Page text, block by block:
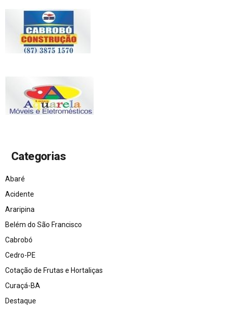
Categorias
Abaré
Acidente
Araripina
Belém do São Francisco
Cabrobó
Cedro-PE
Cotação de Frutas e Hortaliças
Curaçá-BA
Destaque